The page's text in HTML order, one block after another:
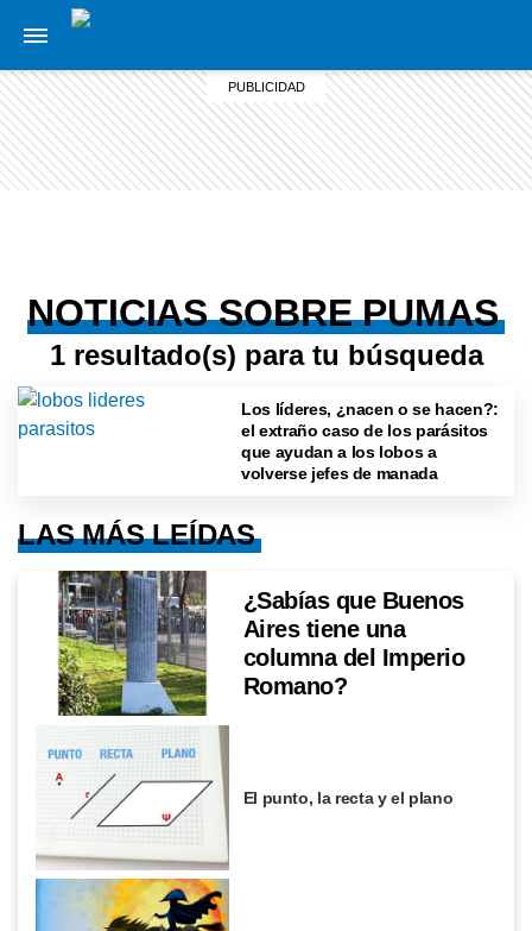
NOTICIAS SOBRE PUMAS
1 resultado(s) para tu búsqueda
Los líderes, ¿nacen o se hacen?:
el extraño caso de los parásitos
que ayudan a los lobos a
volverse jefes de manada
LAS MÁS LEÍDAS
¿Sabías que Buenos
Aires tiene una
columna del Imperio
Romano?
El punto, la recta y el plano